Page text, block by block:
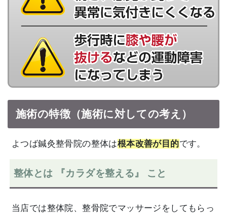
施術の特徴（施術に対しての考え）
よつば鍼灸整骨院の整体は根本改善が目的です。
整体とは 『カラダを整える』 こと
当店では整体院、整骨院でマッサージをしてもらっ